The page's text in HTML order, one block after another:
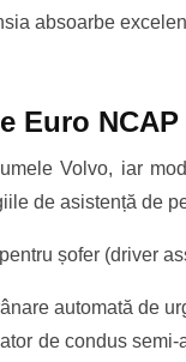
absoarbe
Euro
Volvo, iar
de asistență de
șofer (driver
automată de
de condus